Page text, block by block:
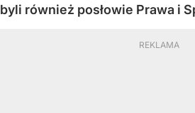
byli również posłowie Prawa i